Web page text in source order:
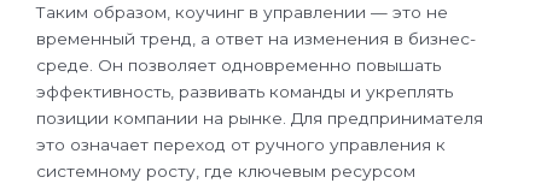
Таким образом, коучинг в управлении — это не
временный тренд, а ответ на изменения в бизнес-
среде. Он позволяет одновременно повышать
эффективность, развивать команды и укреплять
позиции компании на рынке. Для предпринимателя
это означает переход от ручного управления к
системному росту, где ключевым ресурсом